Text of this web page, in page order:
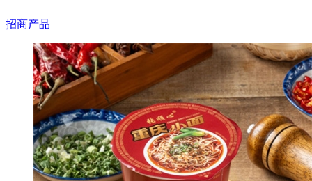
询公司
辽宁朝阳 刘立伟 20:22 留言
咨询公司
福建 郭良谦 23:46 留言咨询
公司
湖北黄石 李杰 00:00 留言咨
询公司
吉林通化 邓智航 11:36 留言
咨询公司
招商产品